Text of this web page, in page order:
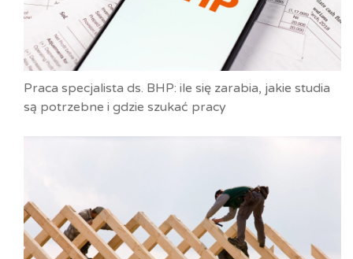
Praca specjalista ds. BHP: ile się zarabia, jakie studia
są potrzebne i gdzie szukać pracy